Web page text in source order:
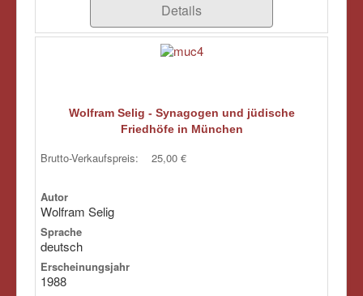
Details
Wolfram Selig - Synagogen und jüdische
Friedhöfe in München
Brutto-Verkaufspreis: 25,00 €
Autor
Wolfram Selig
Sprache
deutsch
Erscheinungsjahr
1988